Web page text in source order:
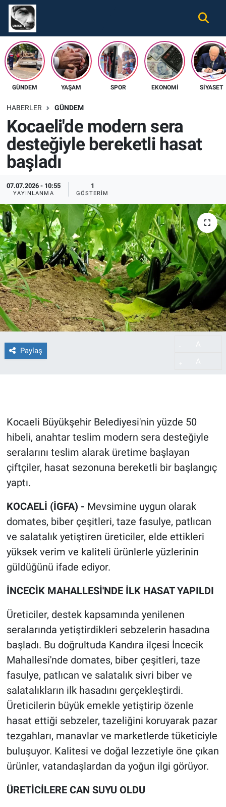
GÜNDEM YAŞAM SPOR EKONOMI SIYASET
HABERLER GÜNDEM
Kocaeli'de modern sera
desteğiyle bereketli hasat
başladı
07.07.2026 - 10:55
YAYINLANMA
1
GÖSTERIM
Paylaş
Kocaeli Büyükşehir Belediyesi'nin yüzde 50
hibeli, anahtar teslim modern sera desteğiyle
seralarını teslim alarak üretime başlayan
çiftçiler, hasat sezonuna bereketli bir başlangıç
yaptı.
KOCAELİ (İGFA) - Mevsimine uygun olarak
domates, biber çeşitleri, taze fasulye, patlıcan
ve salatalık yetiştiren üreticiler, elde ettikleri
yüksek verim ve kaliteli ürünlerle yüzlerinin
güldüğünü ifade ediyor.
İNCECİK MAHALLESİ'NDE İLK HASAT YAPILDI
Üreticiler, destek kapsamında yenilenen
seralarında yetiştirdikleri sebzelerin hasadına
başladı. Bu doğrultuda Kandıra ilçesi İncecik
Mahallesi'nde domates, biber çeşitleri, taze
fasulye, patlıcan ve salatalık sivri biber ve
salatalıkların ilk hasadını gerçekleştirdi.
Üreticilerin büyük emekle yetiştirip özenle
hasat ettiği sebzeler, tazeliğini koruyarak pazar
tezgahları, manavlar ve marketlerde tüketiciyle
buluşuyor. Kalitesi ve doğal lezzetiyle öne çıkan
ürünler, vatandaşlardan da yoğun ilgi görüyor.
ÜRETİCİLERE CAN SUYU OLDU
Gündem
Ekonomi
Spor
Tüm Haberler
İletişim
Künye
Nöbetçi Eczaneler
Hava Durumu
Namaz Vakitleri
Süper Lig Puan Durumu ve Fikstür
Tüm Manşetler
Son Dakika Haberleri
Haber Arşivi